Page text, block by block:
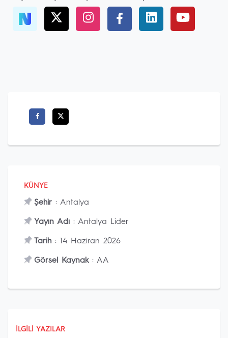
KÜNYE
Şehir : Antalya
Yayın Adı : Antalya Lider
Tarih : 14 Haziran 2026
Görsel Kaynak: AA
İLGILI YAZILAR